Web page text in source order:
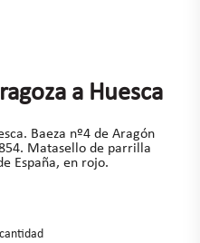
a Huesca
Baeza nº4 de Aragón
Matasello de parrilla
España, en rojo.